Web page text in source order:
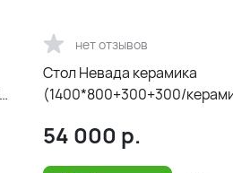
нет отзывов
Стол Невада керамика
(1400*800+300+300/
54 000 р.